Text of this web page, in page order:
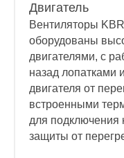
Двигатель
Вентиляторы
оборудованы
двигателями, с
назад лопатками
двигателя от
встроенными
для подключения
защиты от